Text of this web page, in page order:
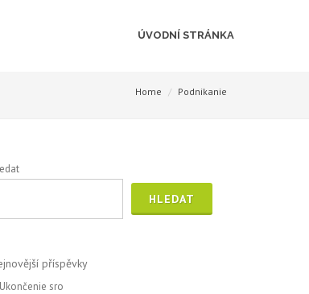
ÚVODNÍ STRÁNKA
Home Podnikanie
HLEDAT
příspěvky
Ukončenie sro